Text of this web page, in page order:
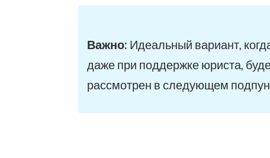
Важно: Идеальный вариант,
даже при поддержке юриста,
рассмотрен в следующем